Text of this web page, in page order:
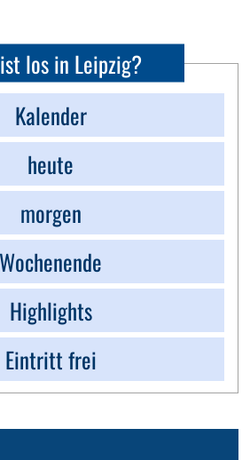
los in Leipzig?
Kalender
heute
morgen
Wochenende
Highlights
Eintritt frei